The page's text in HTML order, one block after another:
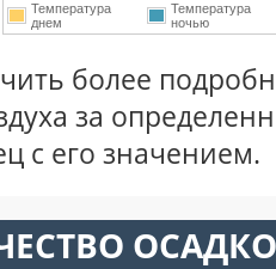
Температура
днем
Температура
ночью
более
за
с его значением.